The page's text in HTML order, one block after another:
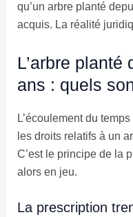
qu’un arbre planté
acquis. La réalité
L’arbre
ans : quels
L’écoulement du
les droits relatifs à un
C’est le principe de la
alors en jeu.
La prescription